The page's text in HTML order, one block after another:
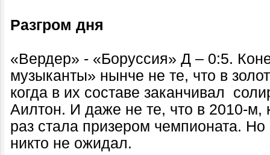
Разгром дня
«Вердер» - «Боруссия» Д – 0:5.
музыканты» нынче не те, что в
когда в их составе заканчивал
Аилтон. И даже не те, что в 2010-м,
раз стала призером чемпионата. Но
никто не ожидал.